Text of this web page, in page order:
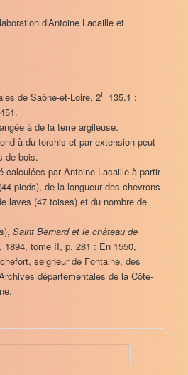
d’Antoine Lacaille et
de Saône-et-Loire, 2E 135.1 :
à de la terre argileuse.
à du torchis et par extension peut-
de bois.
calculées par Antoine Lacaille à partir
pieds), de la longueur des chevrons
laves (47 toises) et du nombre de
Saint Bernard et le château de
1894, tome II, p. 281 : En 1550,
seigneur de Fontaine, des
départementales de la Côte-